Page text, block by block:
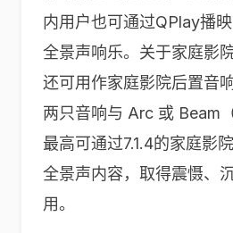
内用户也可通过QPlay播
全景声响乐。关于家庭影
还可用作家庭影院后置音
两只音响与 Arc 或 Beam
最高可通过7.1.4的家庭影
全景声内容，取得震慑、
用。